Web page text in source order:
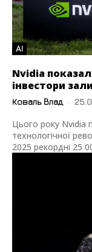
AI
Nvidia
інвестори
Коваль Влад -
Цього року Nvidia
технологічної
2025 рекордні 25